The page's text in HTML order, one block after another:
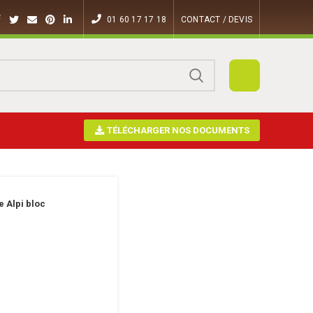
01 60 17 17 18 CONTACT / DEVIS
TÉLÉCHARGER NOS DOCUMENTS
Alpi bloc